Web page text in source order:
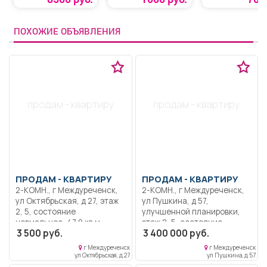
ПОХОЖИЕ ОБЪЯВЛЕНИЯ
продам - квартиру
ПРОДАМ - КВАРТИРУ
2-КОМН., г Междуреченск,
ул Октябрьская, д 27, этаж
2, 5, состояние
нормальное, 47,9 кв.м,
пластиковые окна,
застекленный балкон, не
угловая, без посредников,
3 500 руб.
г Междуреченск
ул Октябрьская, д 27
продам - квартиру
ПРОДАМ - КВАРТИРУ
2-КОМН., г Междуреченск,
ул Пушкина, д 57,
улучшенной планировки,
этаж 2, 5, состояние
нормальное, 45 кв.м,
пластиковые окна,
застекленный балкон, не
3 400 000 руб.
г Междуреченск
ул Пушкина, д 57